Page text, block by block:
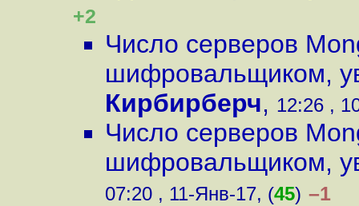
+2
Число серверов
шифровальщиком,
Кирбирберч, 12:26 ,
Число серверов
шифровальщиком,
07:20 , 11-Янв-17, (45) –1